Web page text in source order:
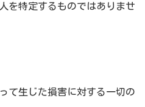
を特定するものではありませ
て生じた損害に対する一切の